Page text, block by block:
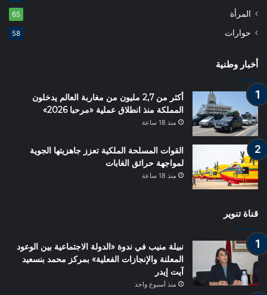
المرأة 65
حوارات 58
أخبار وطنية
أكثر من 2,7 مليون من مغاربة العالم يدخلون
المملكة منذ انطلاق عملية «مرحبا 2026»
منذ 18 ساعة
القوات المسلحة الملكية تعزز جاهزيتها الجوية
لمواجهة حرائق الغابات
منذ 18 ساعة
قناة تنوير
نبيلة منيب في ندوة «الدولة الاجتماعية بين الوعود
المعلنة والإنجازات الفعلية» بمركز محمد بنسعيد
آيت إيدر
منذ أسبوع واحد